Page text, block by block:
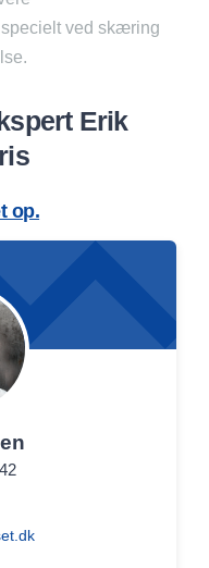
ved skæring
Erik
op.